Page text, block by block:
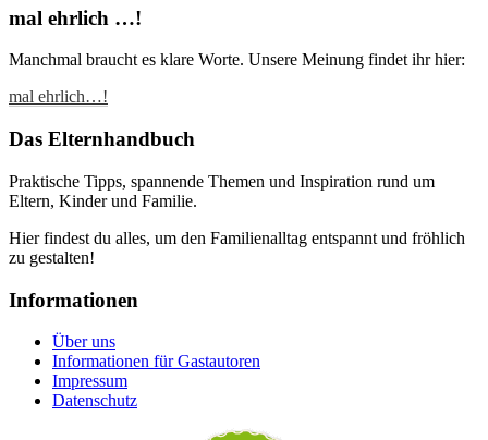
mal ehrlich …!
Manchmal braucht es klare Worte. Unsere Meinung findet ihr hier:
mal ehrlich…!
Das Elternhandbuch
Praktische Tipps, spannende Themen und Inspiration rund um
Eltern, Kinder und Familie.
Hier findest du alles, um den Familienalltag entspannt und fröhlich
zu gestalten!
Informationen
Über uns
Informationen für Gastautoren
Impressum
Datenschutz